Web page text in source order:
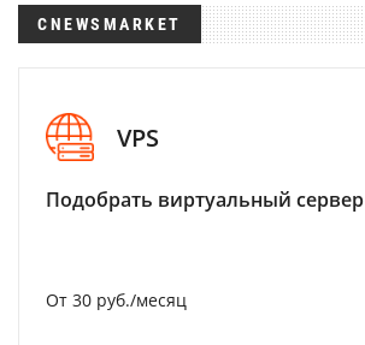
CNEWSMARKET
VPS
Подобрать виртуальный сервер
От 30 руб./месяц